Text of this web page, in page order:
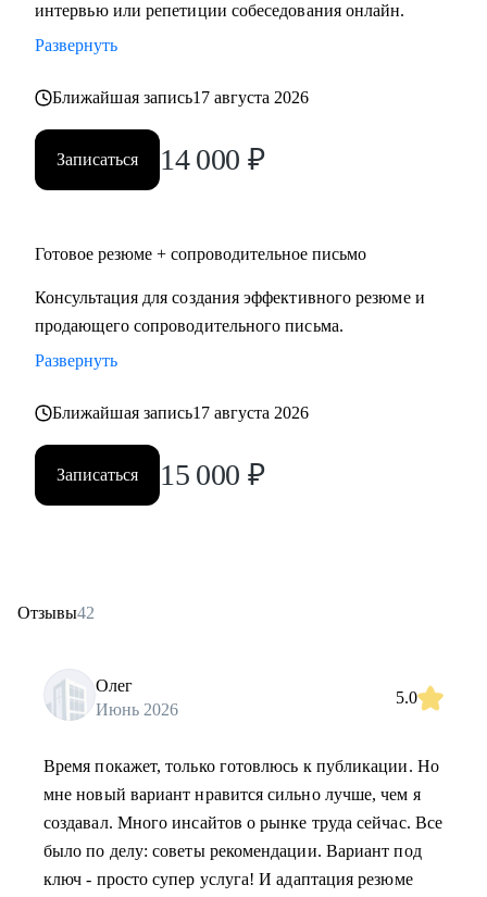
интервью или репетиции собеседования онлайн.
Развернуть
Ближайшая запись17 августа 2026
Записаться 14 000 ₽
Готовое резюме + сопроводительное письмо
Консультация для создания эффективного резюме и
продающего сопроводительного письма.
Развернуть
Ближайшая запись17 августа 2026
Записаться 15 000 ₽
Отзывы42
Олег
Июнь 2026
5.0
Время покажет, только готовлюсь к публикации. Но
мне новый вариант нравится сильно лучше, чем я
создавал. Много инсайтов о рынке труда сейчас. Все
было по делу: советы рекомендации. Вариант под
ключ - просто супер услуга! И адаптация резюме